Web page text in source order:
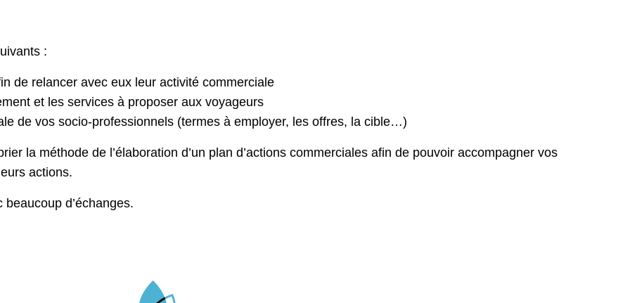
:
de relancer avec eux leur activité commerciale
et les services à proposer aux voyageurs
de vos socio-professionnels (termes à employer, les offres, la cible…)
la méthode de l’élaboration d’un plan d’actions commerciales afin de pouvoir accompagner vos
actions.
d’échanges.